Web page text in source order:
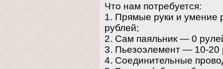
Что нам потребуется:
1. Прямые руки и умение
рублей;
2. Сам паяльник — 0
3. Пьезоэлемент — 10-20
4. Соединительные